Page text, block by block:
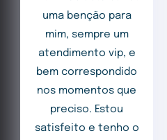
uma benção para
mim, sempre um
atendimento vip, e
bem correspondido
nos momentos que
preciso. Estou
satisfeito e tenho o